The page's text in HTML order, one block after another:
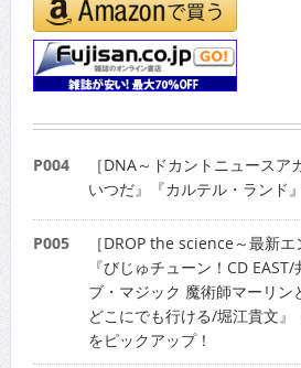
P004
［DNA～ドカントニュース
いつだ』『カルテル・ランド
P005
［DROP the science～最新エ
『びじゅチューン！CD
ブ・マジック 魔術師マーリン
どこにでも行ける/堀江貴文』
をピックアップ！